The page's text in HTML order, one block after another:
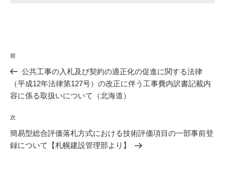
投
稿
ナ
ビ
ゲ
ー
シ
過
去
の
投
前
公共工事の入札及び契約の適正化の促進に関する法律
（平成12年法律第127号）の改正に伴う工事費内訳書記載内
容に係る取扱いについて（北海道）
次
の
投
次
簡易型総合評価落札方式における技術評価項目の一部事前登
録について【札幌建設管理部より】